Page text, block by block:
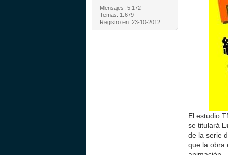
Mensajes: 5.172
Temas: 1.679
Registro en: 23-10-2012
El estudio
se titulará
de la serie
que la obra